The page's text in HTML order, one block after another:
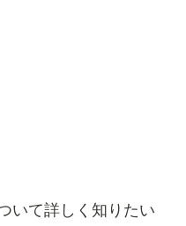
いて詳しく知りたい